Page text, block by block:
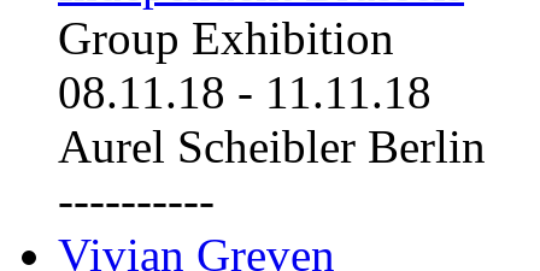
Group Exhibition
08.11.18 - 11.11.18
Aurel Scheibler Berlin
----------
Vivian Greven